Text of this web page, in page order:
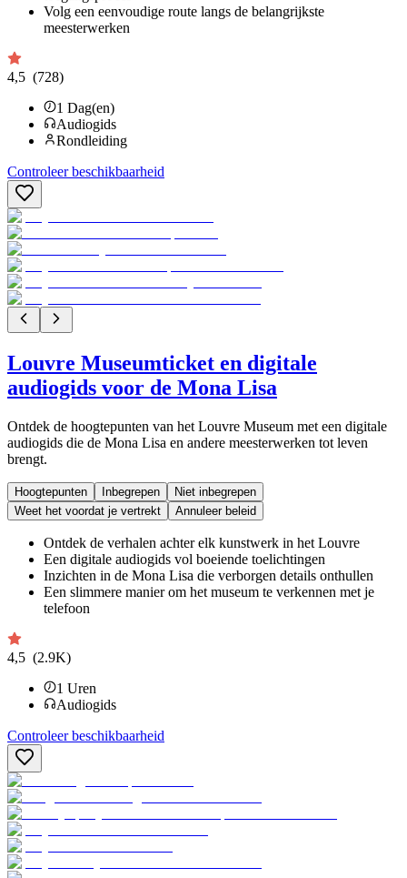
Volg een eenvoudige route langs de belangrijkste
meesterwerken
4,5 (728)
1 Dag(en)
Audiogids
Rondleiding
Controleer beschikbaarheid
Louvre Museumticket en digitale
audiogids voor de Mona Lisa
Ontdek de hoogtepunten van het Louvre Museum met een digitale
audiogids die de Mona Lisa en andere meesterwerken tot leven
brengt.
Hoogtepunten Inbegrepen
Niet inbegrepen
Weet het voordat je vertrekt
Annuleer beleid
Ontdek de verhalen achter elk kunstwerk in het Louvre
Een digitale audiogids vol boeiende toelichtingen
Inzichten in de Mona Lisa die verborgen details onthullen
Een slimmere manier om het museum te verkennen met je
telefoon
4,5 (2.9K)
1 Uren
Audiogids
Controleer beschikbaarheid